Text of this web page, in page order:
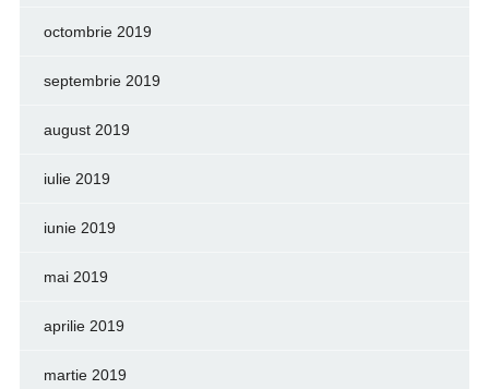
octombrie 2019
septembrie 2019
august 2019
iulie 2019
iunie 2019
mai 2019
aprilie 2019
martie 2019